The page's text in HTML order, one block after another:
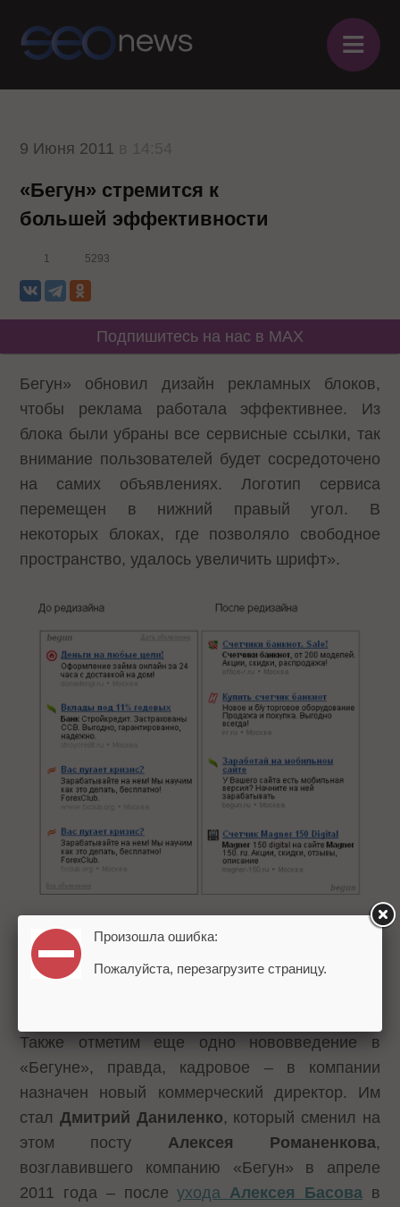
≡
9 Июня 2011
«Бегун» стремится к
большей эффективности
1 5293
Подпишитесь на нас в MAX
Бегун» обновил дизайн рекламных блоков,
чтобы реклама работала эффективнее. Из
блока были убраны все сервисные ссылки, так
внимание пользователей будет сосредоточено
на самих объявлениях. Логотип сервиса
перемещен в нижний правый угол. В
некоторых блоках, где позволяло свободное
пространство, удалось увеличить шрифт».
Как сообщаетсяна сайте компании, по
результатам проведенного эксперимента после
Также отметим еще одно нововведение в
«Бегуне», правда, кадровое – в компании
назначен новый коммерческий директор. Им
сталДмитрий Даниленко, который сменил на
этом посту Алексея Романенкова,
возглавившего компанию «Бегун» в апреле
2011 года – послеухода Алексея Басовав
Произошла ошибка:
Пожалуйста, перезагрузите страницу.